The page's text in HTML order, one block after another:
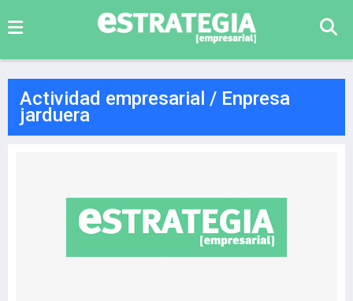
Actividad empresarial / Enpresa
jarduera